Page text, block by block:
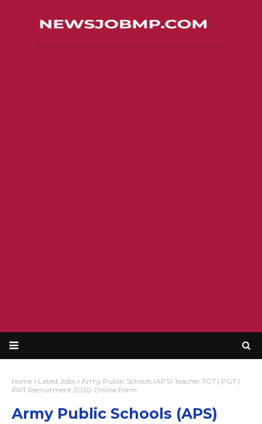
Home Latest Jobs
Army Public Schools (APS) Teacher TGT | PGT |
PRT Recruitment 2020 Online Form
Army Public Schools (APS)